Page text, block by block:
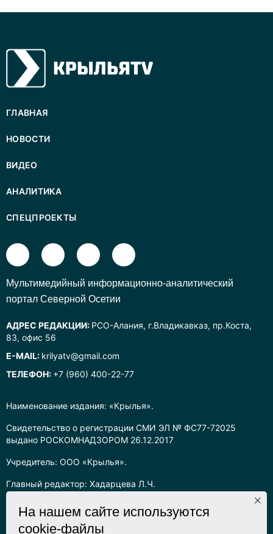
Наименование издания: «Крылья».
Свидетельство о регистрации СМИ ЭЛ № ФС77-72025
выдано РОСКОМНАДЗОРОМ 26.12.2017
Учредитель: ООО «Крылья».
Главный редактор: Хадарцева Л.Ч.
Информация на сайте предназначена для лиц старше 16 лет.
Все права на любые материалы, опубликованные на сайте,
ГЛАВНАЯ
НОВОСТИ
ВИДЕО
АНАЛИТИКА
СПЕЦПРОЕКТЫ
Mультимедийный информационно-аналитический
портал Северной Осетии
АДРЕС РЕДАКЦИИ: РСО-Алания, г.Владикавказ, пр.Коста,
83, офис 56
E-MAIL: krilyatv@gmail.com
ТЕЛЕФОН: +7 (960) 400-22-77
На нашем сайте используются
cookie-файлы